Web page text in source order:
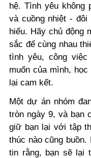
hệ. Tình yêu không
và cuồng nhiệt -
hiểu. Hãy chủ động
sắc để cùng nhau
tình yêu, công
muốn của mình,
lại cam kết.
Một dự án nhóm
tròn ngày 9, và bạn
giữ bạn lại với tập
thúc nào cũng buồn.
tin rằng, bạn sẽ lại